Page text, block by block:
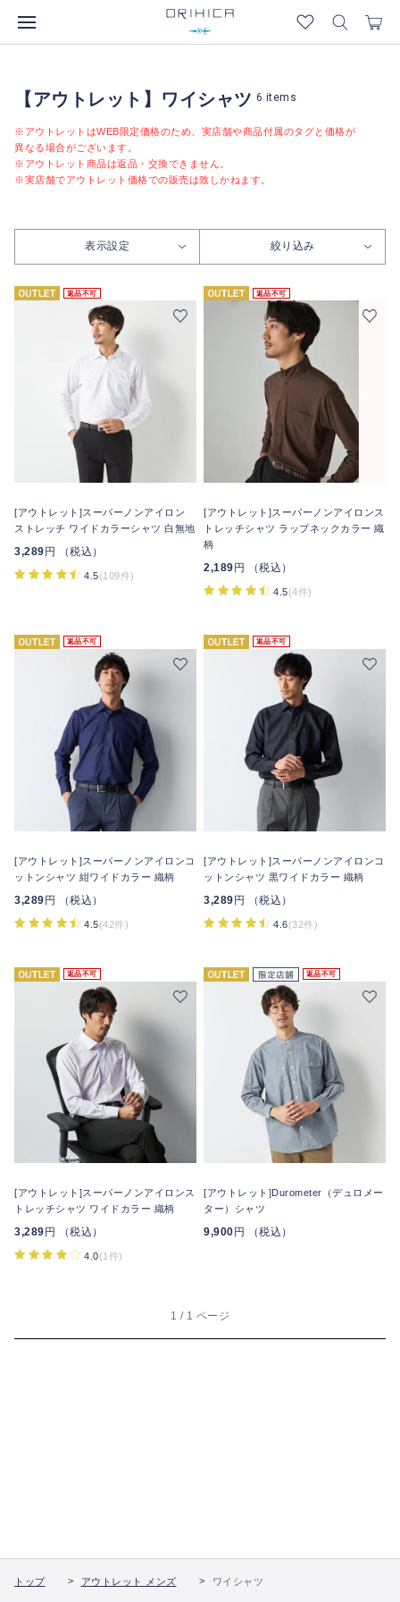
【アウトレット】ワイシャツ 6 items
※アウトレットはWEB限定価格のため、実店舗や商品付属のタグと価格が
異なる場合がございます。
※アウトレット商品は返品・交換できません。
※実店舗でアウトレット価格での販売は致しかねます。
表示設定 絞り込み
返品不可
[アウトレット]スーパーノンアイロン
ストレッチ ワイドカラーシャツ 白無地
3,289円 （税込）
4.5(109件)
返品不可
[アウトレット]スーパーノンアイロンス
トレッチシャツ ラップネックカラー 織
柄
2,189円 （税込）
4.5(4件)
返品不可
[アウトレット]スーパーノンアイロンコ
ットンシャツ 紺ワイドカラー 織柄
3,289円 （税込）
4.5(42件)
返品不可
[アウトレット]スーパーノンアイロンコ
ットンシャツ 黒ワイドカラー 織柄
3,289円 （税込）
4.6(32件)
返品不可
[アウトレット]スーパーノンアイロンス
トレッチシャツ ワイドカラー 織柄
3,289 円 （税込）
4.0(1件)
返品不可
[アウトレット]Durometer（デュロメー
ター）シャツ
9,900 円 （税込）
1 / 1 ページ
トップ アウトレット メンズ ワイシャツ